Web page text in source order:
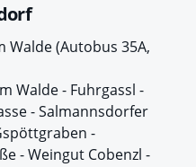
Walde (Autobus 35A,
Walde - Fuhrgassl -
- Salmannsdorfer
-
- Weingut Cobenzl -